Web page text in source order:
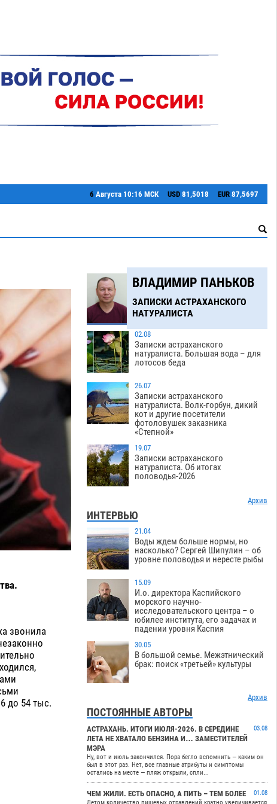
6 Августа 10:16 МСК USD 81,5018 EUR 87,5697
звонила
до 54 тыс.
ВЛАДИМИР ПАНЬКОВ
ЗАПИСКИ АСТРАХАНСКОГО
НАТУРАЛИСТА
02.08
Записки астраханского
натуралиста. Большая вода – для
лотосов беда
26.07
Записки астраханского
натуралиста. Волк-горбун, дикий
кот и другие посетители
фотоловушек заказника
«Степной»
19.07
Записки астраханского
натуралиста. Об итогах
половодья-2026
Архив
ИНТЕРВЬЮ
21.04
Воды ждем больше нормы, но
насколько? Сергей Шипулин – об
уровне половодья и нересте рыбы
15.09
И.о. директора Каспийского
морского научно-
исследовательского центра – о
юбилее института, его задачах и
падении уровня Каспия
30.05
В большой семье. Межэтнический
брак: поиск «третьей» культуры
Архив
ПОСТОЯННЫЕ АВТОРЫ
АСТРАХАНЬ. ИТОГИ ИЮЛЯ-2026. В СЕРЕДИНЕ
ЛЕТА НЕ ХВАТАЛО БЕНЗИНА И… ЗАМЕСТИТЕЛЕЙ
МЭРА
03.08
Ну, вот и июль закончился. Пора бегло вспомнить — каким он
был в этот раз. Нет, все главные атрибуты и симптомы
остались на месте — пляж открыли, спли...
ЧЕМ ЖИЛИ. ЕСТЬ ОПАСНО, А ПИТЬ – ТЕМ БОЛЕЕ
01.08